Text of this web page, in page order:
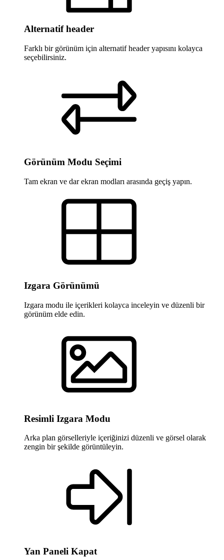
Alternatif header
Farklı bir görünüm için alternatif header yapısını kolayca
seçebilirsiniz.
Görünüm Modu Seçimi
Tam ekran ve dar ekran modları arasında geçiş yapın.
Izgara Görünümü
Izgara modu ile içerikleri kolayca inceleyin ve düzenli bir
görünüm elde edin.
Resimli Izgara Modu
Arka plan görselleriyle içeriğinizi düzenli ve görsel olarak
zengin bir şekilde görüntüleyin.
Yan Paneli Kapat